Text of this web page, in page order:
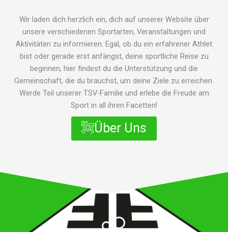
Wir laden dich herzlich ein, dich auf unserer Website über
unsere verschiedenen Sportarten, Veranstaltungen und
Aktivitäten zu informieren. Egal, ob du ein erfahrener Athlet
bist oder gerade erst anfängst, deine sportliche Reise zu
beginnen, hier findest du die Unterstützung und die
Gemeinschaft, die du brauchst, um deine Ziele zu erreichen.
Werde Teil unserer TSV-Familie und erlebe die Freude am
Sport in all ihren Facetten!
Über Uns